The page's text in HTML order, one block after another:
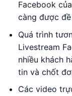
Facebook
càng được
Quá trình
Livestream
nhiều khách
tin và chốt
Các video